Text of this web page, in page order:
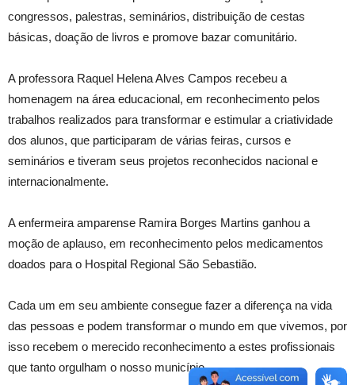
congressos, palestras, seminários, distribuição de cestas
básicas, doação de livros e promove bazar comunitário.
A professora Raquel Helena Alves Campos recebeu a
homenagem na área educacional, em reconhecimento pelos
trabalhos realizados para transformar e estimular a criatividade
dos alunos, que participaram de várias feiras, cursos e
seminários e tiveram seus projetos reconhecidos nacional e
internacionalmente.
A enfermeira amparense Ramira Borges Martins ganhou a
moção de aplauso, em reconhecimento pelos medicamentos
doados para o Hospital Regional São Sebastião.
Cada um em seu ambiente consegue fazer a diferença na vida
das pessoas e podem transformar o mundo em que vivemos, por
isso recebem o merecido reconhecimento a estes profissionais
que tanto orgulham o nosso município.